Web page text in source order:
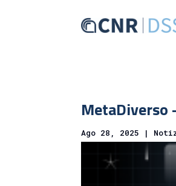
MetaDiverso
Ago 28, 2025 |